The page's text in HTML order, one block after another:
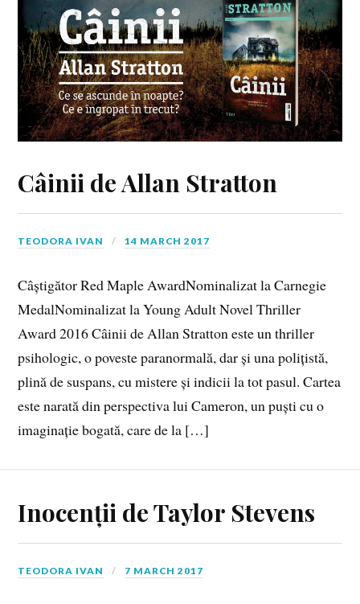
Câinii de Allan Stratton
TEODORA IVAN 14 MARCH 2017
Câștigător Red Maple AwardNominalizat la Carnegie
MedalNominalizat la Young Adult Novel Thriller
Award 2016 Câinii de Allan Stratton este un thriller
psihologic, o poveste paranormală, dar și una polițistă,
plină de suspans, cu mistere și indicii la tot pasul. Cartea
este narată din perspectiva lui Cameron, un puști cu o
imaginație bogată, care de la […]
Inocenții de Taylor Stevens
TEODORA IVAN 7 MARCH 2017